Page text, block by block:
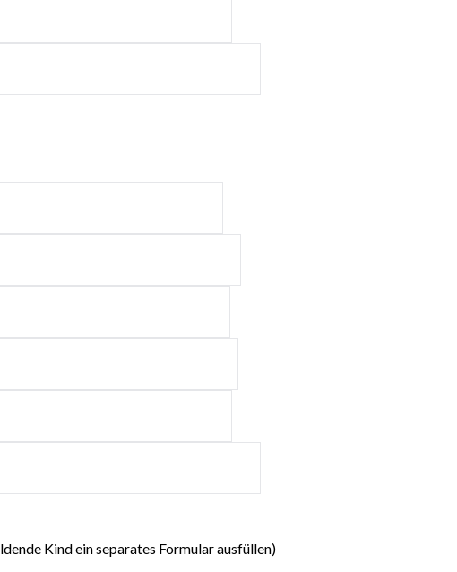
Kind ein separates Formular ausfüllen)